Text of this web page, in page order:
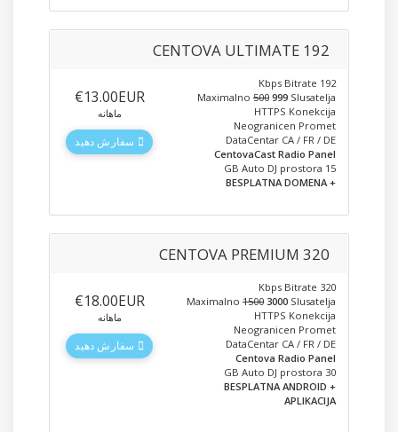
CENTOVA ULTIMATE 192
192 Kbps Bitrate
Maximalno 500 999 Slusatelja
HTTPS Konekcija
Neogranicen Promet
DataCentar CA / FR / DE
CentovaCast Radio Panel
15 GB Auto DJ prostora
+ BESPLATNA DOMENA
‎€13.00EUR
ماهانه
سفارش دهید
CENTOVA PREMIUM 320
320 Kbps Bitrate
Maximalno 1500 3000 Slusatelja
HTTPS Konekcija
Neogranicen Promet
DataCentar CA / FR / DE
Centova Radio Panel
30 GB Auto DJ prostora
+ BESPLATNA ANDROID
APLIKACIJA
‎€18.00EUR
ماهانه
سفارش دهید